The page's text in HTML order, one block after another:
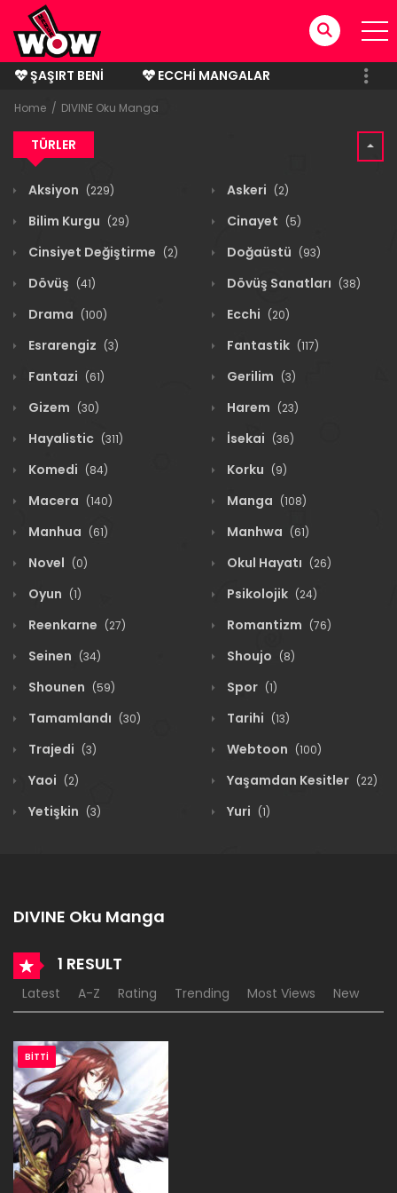
ŞAŞIRT BENI
ECCHI MANGALAR
BITMIŞ MANGALAR
Home DIVINE Oku Manga
TÜRLER
Aksiyon (229) Askeri (2)
Bilim Kurgu (29) Cinayet (5)
Cinsiyet Değiştirme (2) Doğaüstü (93)
Dövüş (41) Dövüş Sanatları (38)
Drama (100) Ecchi (20)
Esrarengiz (3) Fantastik (117)
Fantazi (61) Gerilim (3)
Gizem (30) Harem (23)
Hayalistic (311) İsekai (36)
Komedi (84) Korku (9)
Macera (140) Manga (108)
Manhua (61) Manhwa (61)
Novel (0) Okul Hayatı (26)
Oyun (1) Psikolojik (24)
Reenkarne (27) Romantizm (76)
Seinen (34) Shoujo (8)
Shounen (59) Spor (1)
Tamamlandı (30) Tarihi (13)
Trajedi (3) Webtoon (100)
Yaoi (2) Yaşamdan Kesitler (22)
Yetişkin (3) Yuri (1)
DIVINE Oku Manga
1 RESULT
Latest A-Z Rating Trending Most Views New
BITTI